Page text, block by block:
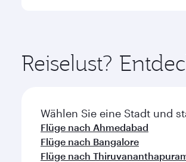
Reiselust?
Wählen Sie eine Stadt und
Flüge nach Ahmedabad
Flüge nach Bangalore
Flüge nach